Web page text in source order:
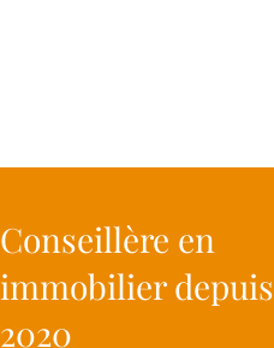
Conseillère en
immobilier depuis
2020